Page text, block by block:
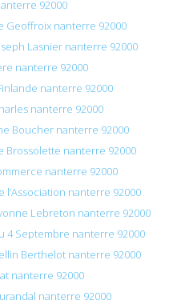
92000
Geoffroix nanterre 92000
Lasnier nanterre 92000
nanterre 92000
nanterre 92000
nanterre 92000
Boucher nanterre 92000
Brossolette nanterre 92000
nanterre 92000
nanterre 92000
Lebreton nanterre 92000
4 Septembre nanterre 92000
Berthelot nanterre 92000
nanterre 92000
nanterre 92000